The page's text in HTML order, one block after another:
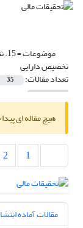
موضوعات =
تخصیص دارایی
تعداد مقالات: 35
هیچ مقاله ای
1
2
مقالات آماده